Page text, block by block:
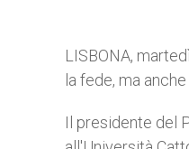
LISBONA,
la fede, ma
Il presidente del